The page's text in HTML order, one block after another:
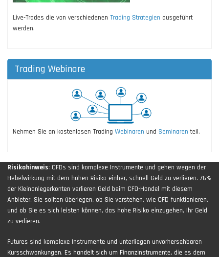
Live-Trades die von verschiedenen Trading Strategien ausgeführt
werden.
Trading Webinare
Nehmen Sie an kostenlosen Trading Webinaren und Seminaren teil.
Risikohinweis: CFDs sind komplexe Instrumente und gehen wegen der
Hebelwirkung mit dem hohen Risiko einher, schnell Geld zu verlieren. 76%
der Kleinanlegerkonten verlieren Geld beim CFD-Handel mit diesem
Anbieter. Sie sollten überlegen, ob Sie verstehen, wie CFD funktionieren,
und ob Sie es sich leisten können, das hohe Risiko einzugehen, Ihr Geld
zu verlieren.
Futures sind komplexe Instrumente und unterliegen unvorhersehbaren
Kursschwankungen. Es handelt sich um Finanzinstrumente, die es dem